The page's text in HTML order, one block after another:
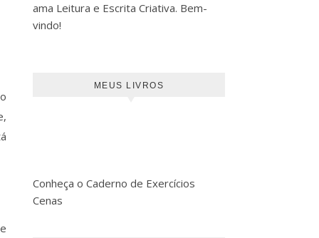
ama Leitura e Escrita Criativa. Bem-
vindo!
MEUS LIVROS
Conheça o Caderno de Exercícios
Cenas